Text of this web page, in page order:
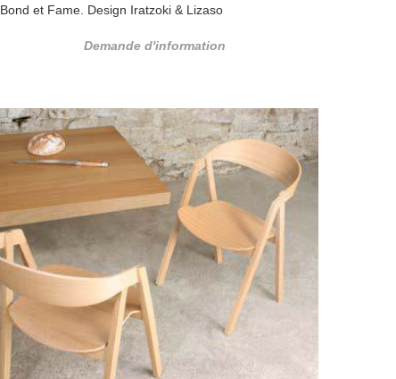
Bond et Fame. Design Iratzoki & Lizaso
Demande d'information